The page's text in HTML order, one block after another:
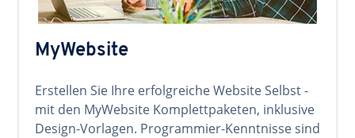
MyWebsite
Erstellen Sie Ihre erfolgreiche Website Selbst -
mit den MyWebsite Komplettpaketen, inklusive
Design-Vorlagen. Programmier-Kenntnisse sind